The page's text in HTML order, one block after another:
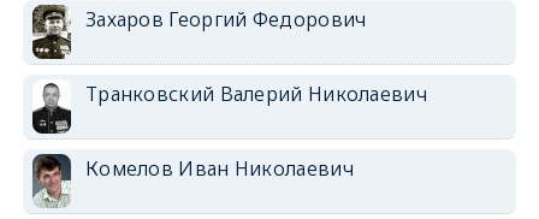
Захаров Георгий Федорович
Транковский Валерий Николаевич
Комелов Иван Николаевич